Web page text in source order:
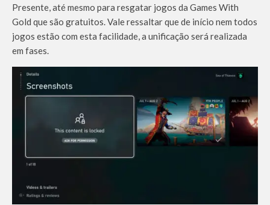
Presente, até mesmo para resgatar jogos da Games With
Gold que são gratuitos. Vale ressaltar que de início nem todos
jogos estão com esta facilidade, a unificação será realizada
em fases.